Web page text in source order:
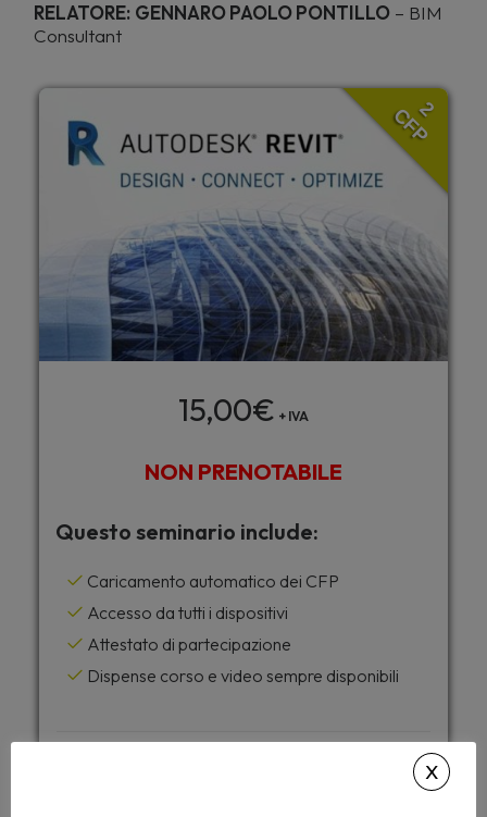
RELATORE: GENNARO PAOLO PONTILLO – BIM
Consultant
2
CFP
15,00€ + IVA
NON PRENOTABILE
Questo seminario include:
Caricamento automatico dei CFP
Accesso da tutti i dispositivi
Attestato di partecipazione
Dispense corso e video sempre disponibili